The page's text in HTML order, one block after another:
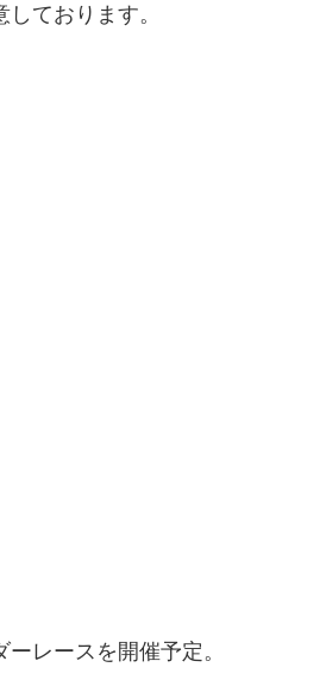
ております。
レースを開催予定。